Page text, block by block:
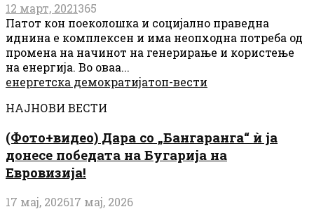
12 март, 2021365
Патот кон поеколошка и социјално праведна
иднина е комплексен и има неопходна потреба од
промена на начинот на генерирање и користење
на енергија. Во оваа...
енергетска демократијатоп-вести
НАЈНОВИ ВЕСТИ
(Фото+видео) Дара со „Бангаранга“ ѝ ја
донесе победата на Бугарија на
Евровизија!
17 мај, 202617 мај, 2026